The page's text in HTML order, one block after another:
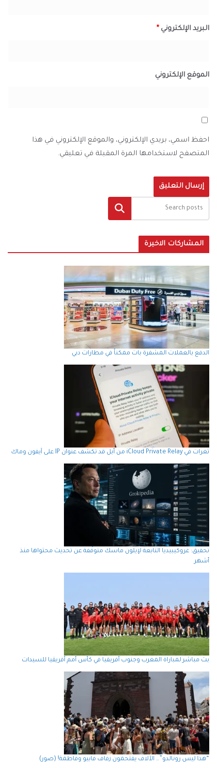
البريد الإلكتروني *
الموقع الإلكتروني
احفظ اسمي، بريدي الإلكتروني، والموقع الإلكتروني في هذا
المتصفح لاستخدامها المرة المقبلة في تعليقي.
البحث
المشاركات الاخيرة
الدفع بالعملات المشفرة بات ممكناً في مطارات دبي
ثغرات في iCloud Private Relay من أبل قد تكشف عنوان IP على آيفون وماك
تحقيق: غروكيبيديا التابعة لإيلون ماسك متوقّفة عن تحديث محتواها منذ
أشهر
بث مباشر لمباراة المغرب وجنوب أفريقيا في كأس أمم أفريقيا للسيدات
“هذا ليس رونالدو”… الآلاف يقتحمون زفاف فابيو وفاطمة! (صور)